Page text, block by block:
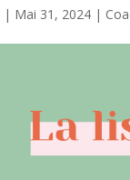
| Mai 31, 2024 |